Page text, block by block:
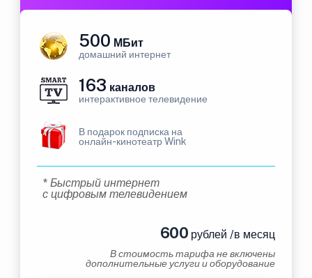
500 МБит
домашний интернет
163 каналов
интерактивное телевидение
В подарок подписка на
онлайн-кинотеатр Wink
* Быстрый интернет
с цифровым телевидением
600 рублей /в месяц
В стоимость тарифа не включены
дополнительные услуги и оборудование